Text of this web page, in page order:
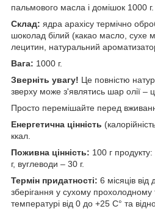
пальмового масла і домішок 1000 г.
Склад: ядра арахісу термічно
шоколад білий (какао масло, сухе
лецитин, натуральний
Вага: 1000 г.
Зверніть увагу! Це повністю
зверху може з'являтись шар олії –
Просто перемішайте перед
Енергетична цінність
ккал.
Поживна цінність: 100 г
г, вуглеводи – 30 г.
Термін придатності: 6 місяців
зберігання у сухому прохолодному
температурі від 0 до +25 С° та